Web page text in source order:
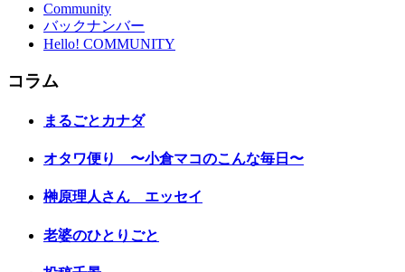
Community
バックナンバー
Hello! COMMUNITY
コラム
まるごとカナダ
オタワ便り 〜小倉マコのこんな毎日〜
榊原理人さん エッセイ
老婆のひとりごと